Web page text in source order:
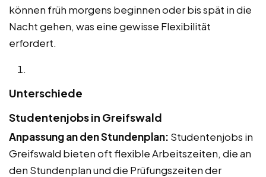
können früh morgens beginnen oder bis spät in die
Nacht gehen, was eine gewisse Flexibilität
erfordert.
Unterschiede
Studentenjobs in Greifswald
Anpassung an den Stundenplan: Studentenjobs in
Greifswald bieten oft flexible Arbeitszeiten, die an
den Stundenplan und die Prüfungszeiten der